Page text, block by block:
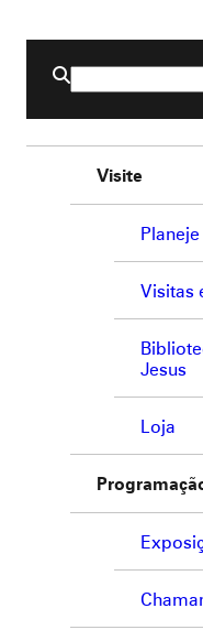
Buscar
por:
Visite
Visitas
Jesus
Loja